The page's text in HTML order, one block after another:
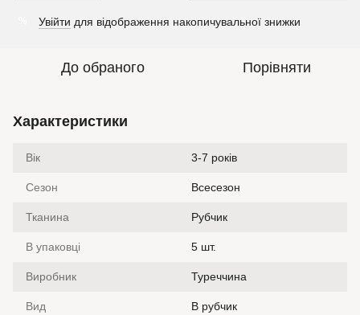
Увійти для відображення накопичувальної знижки
До обраного Порівняти
Характеристики
Вік 3-7 років
Сезон Всесезон
Тканина Рубчик
В упаковці 5 шт.
Виробник Туреччина
Вид В рубчик